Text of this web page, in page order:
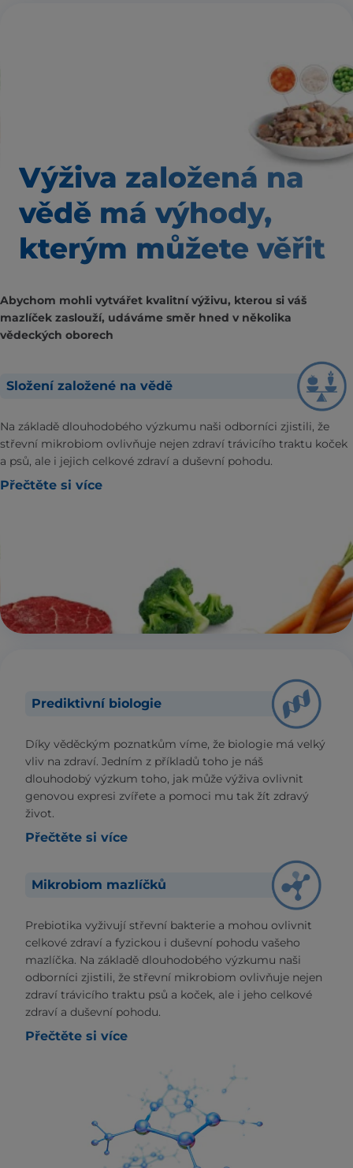
Výživa založená na
vědě má výhody,
kterým můžete věřit
Abychom mohli vytvářet kvalitní výživu, kterou si váš
mazlíček zaslouží, udáváme směr hned v několika
vědeckých oborech
Složení založené na vědě
Na základě dlouhodobého výzkumu naši odborníci zjistili, že
střevní mikrobiom ovlivňuje nejen zdraví trávicího traktu koček
a psů, ale i jejich celkové zdraví a duševní pohodu.
Přečtěte si více
Prediktivní biologie
Díky věděckým poznatkům víme, že biologie má velký
vliv na zdraví. Jedním z příkladů toho je náš
dlouhodobý výzkum toho, jak může výživa ovlivnit
genovou expresi zvířete a pomoci mu tak žít zdravý
život.
Přečtěte si více
Mikrobiom mazlíčků
Prebiotika vyživují střevní bakterie a mohou ovlivnit
celkové zdraví a fyzickou i duševní pohodu vašeho
mazlíčka. Na základě dlouhodobého výzkumu naši
odborníci zjistili, že střevní mikrobiom ovlivňuje nejen
zdraví trávicího traktu psů a koček, ale i jeho celkové
zdraví a duševní pohodu.
Přečtěte si více